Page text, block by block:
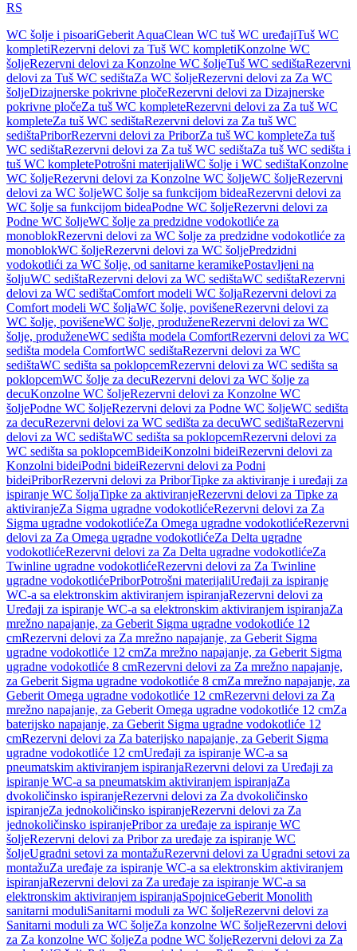
RS
WC šolje i pisoariGeberit AquaClean WC tuš WC uređajiTuš WC
kompletiRezervni delovi za Tuš WC kompletiKonzolne WC
šoljeRezervni delovi za Konzolne WC šoljeTuš WC sedištaRezervni
delovi za Tuš WC sedištaZa WC šoljeRezervni delovi za Za WC
šoljeDizajnerske pokrivne pločeRezervni delovi za Dizajnerske
pokrivne pločeZa tuš WC kompleteRezervni delovi za Za tuš WC
kompleteZa tuš WC sedištaRezervni delovi za Za tuš WC
sedištaPriborRezervni delovi za PriborZa tuš WC kompleteZa tuš
WC sedištaRezervni delovi za Za tuš WC sedištaZa tuš WC sedišta i
tuš WC kompletePotrošni materijaliWC šolje i WC sedištaKonzolne
WC šoljeRezervni delovi za Konzolne WC šoljeWC šoljeRezervni
delovi za WC šoljeWC šolje sa funkcijom bideaRezervni delovi za
WC šolje sa funkcijom bideaPodne WC šoljeRezervni delovi za
Podne WC šoljeWC šolje za predzidne vodokotliće za
monoblokRezervni delovi za WC šolje za predzidne vodokotliće za
monoblokWC šoljeRezervni delovi za WC šoljePredzidni
vodokotlići za WC šolje, od sanitarne keramikePostavljeni na
šoljuWC sedištaRezervni delovi za WC sedištaWC sedištaRezervni
delovi za WC sedištaComfort modeli WC šoljaRezervni delovi za
Comfort modeli WC šoljaWC šolje, povišeneRezervni delovi za
WC šolje, povišeneWC šolje, produženeRezervni delovi za WC
šolje, produženeWC sedišta modela ComfortRezervni delovi za WC
sedišta modela ComfortWC sedištaRezervni delovi za WC
sedištaWC sedišta sa poklopcemRezervni delovi za WC sedišta sa
poklopcemWC šolje za decuRezervni delovi za WC šolje za
decuKonzolne WC šoljeRezervni delovi za Konzolne WC
šoljePodne WC šoljeRezervni delovi za Podne WC šoljeWC sedišta
za decuRezervni delovi za WC sedišta za decuWC sedištaRezervni
delovi za WC sedištaWC sedišta sa poklopcemRezervni delovi za
WC sedišta sa poklopcemBideiKonzolni bideiRezervni delovi za
Konzolni bideiPodni bideiRezervni delovi za Podni
bideiPriborRezervni delovi za PriborTipke za aktiviranje i uređaji za
ispiranje WC šoljaTipke za aktiviranjeRezervni delovi za Tipke za
aktiviranjeZa Sigma ugradne vodokotlićeRezervni delovi za Za
Sigma ugradne vodokotlićeZa Omega ugradne vodokotlićeRezervni
delovi za Za Omega ugradne vodokotlićeZa Delta ugradne
vodokotlićeRezervni delovi za Za Delta ugradne vodokotlićeZa
Twinline ugradne vodokotlićeRezervni delovi za Za Twinline
ugradne vodokotlićePriborPotrošni materijaliUređaji za ispiranje
WC-a sa elektronskim aktiviranjem ispiranjaRezervni delovi za
Uređaji za ispiranje WC-a sa elektronskim aktiviranjem ispiranjaZa
mrežno napajanje, za Geberit Sigma ugradne vodokotliće 12
cmRezervni delovi za Za mrežno napajanje, za Geberit Sigma
ugradne vodokotliće 12 cmZa mrežno napajanje, za Geberit Sigma
ugradne vodokotliće 8 cmRezervni delovi za Za mrežno napajanje,
za Geberit Sigma ugradne vodokotliće 8 cmZa mrežno napajanje, za
Geberit Omega ugradne vodokotliće 12 cmRezervni delovi za Za
mrežno napajanje, za Geberit Omega ugradne vodokotliće 12 cmZa
baterijsko napajanje, za Geberit Sigma ugradne vodokotliće 12
cmRezervni delovi za Za baterijsko napajanje, za Geberit Sigma
ugradne vodokotliće 12 cmUređaji za ispiranje WC-a sa
pneumatskim aktiviranjem ispiranjaRezervni delovi za Uređaji za
ispiranje WC-a sa pneumatskim aktiviranjem ispiranjaZa
dvokoličinsko ispiranjeRezervni delovi za Za dvokoličinsko
ispiranjeZa jednokoličinsko ispiranjeRezervni delovi za Za
jednokoličinsko ispiranjePribor za uređaje za ispiranje WC
šoljeRezervni delovi za Pribor za uređaje za ispiranje WC
šoljeUgradni setovi za montažuRezervni delovi za Ugradni setovi za
montažuZa uređaje za ispiranje WC-a sa elektronskim aktiviranjem
ispiranjaRezervni delovi za Za uređaje za ispiranje WC-a sa
elektronskim aktiviranjem ispiranjaSpojniceGeberit Monolith
sanitarni moduliSanitarni moduli za WC šoljeRezervni delovi za
Sanitarni moduli za WC šoljeZa konzolne WC šoljeRezervni delovi
za Za konzolne WC šoljeZa podne WC šoljeRezervni delovi za Za